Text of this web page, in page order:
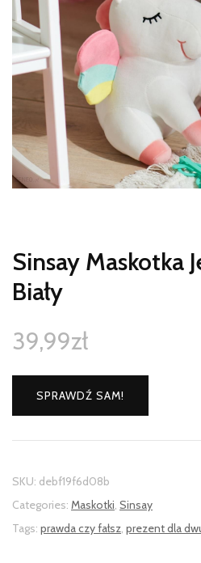
Sinsay Maskotka
Biały
39,99zł
SPRAWDŹ SAM!
SKU: debf19f6d08b
Categories: Maskotki, Sinsay
Tags: prawda czy fałsz, prezent dla